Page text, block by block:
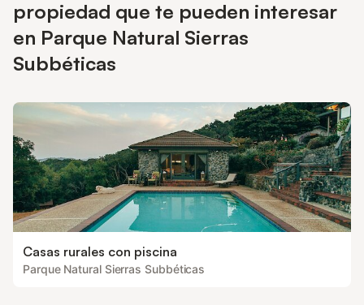
propiedad que te pueden interesar
en Parque Natural Sierras
Subbéticas
Casas rurales con piscina
Parque Natural Sierras Subbéticas